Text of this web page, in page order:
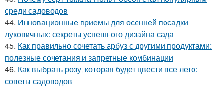
среди садоводов
44. Инновационные приемы для осенней посадки
луковичных: секреты успешного дизайна сада
45. Как правильно сочетать арбуз с другими продуктами:
полезные сочетания и запретные комбинации
46. Как выбрать розу, которая будет цвести все лето:
советы садоводов